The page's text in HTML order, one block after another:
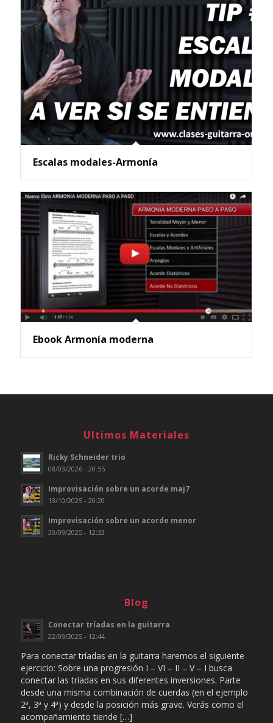
Escalas modales-Armonía
Ebook Armonía moderna
Ultimos Materiales
Ricky Schneider trio
08/03/2026 - 20:55
Improvisación sobre un acorde maj7
13/10/2025 - 20:20
Improvisación sobre un acorde menor
30/09/2025 - 12:33
Blog
Conectar tríadas en la guitarra
22/09/2025 - 12:44
Para conectar tríadas en la guitarra haremos el siguiente
ejercicio: Sobre una progresión I – VI – II – V – I busca
conectar las tríadas en sus diferentes inversiones. Parte
desde una misma combinación de cuerdas (en el ejemplo
2ª, 3ª y 4ª) y desde la posición más grave. Verás como el
acompañamiento tiende […]